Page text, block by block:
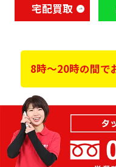
宅配買取
8時～20時の間で